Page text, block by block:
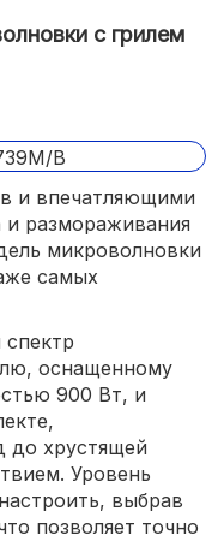
с грилем
и впечатляющими
и размораживания
микроволновки
самых
оснащенному
900 Вт, и
до хрустящей
Уровень
выбрав
позволяет точно